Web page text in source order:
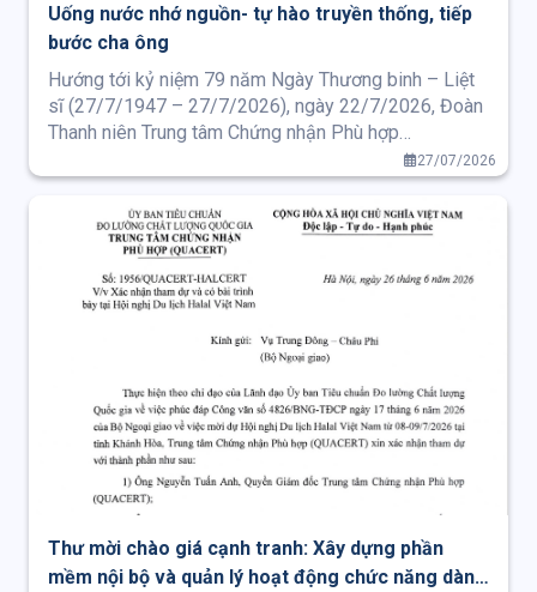
Uống nước nhớ nguồn- tự hào truyền thống, tiếp
bước cha ông
Hướng tới kỷ niệm 79 năm Ngày Thương binh – Liệt
sĩ (27/7/1947 – 27/7/2026), ngày 22/7/2026, Đoàn
Thanh niên Trung tâm Chứng nhận Phù hợp
(QUACERT) đã đồng hành cùng Đoàn Thanh niên Ủy
ban Tiêu chuẩn Đo lường Chất lượng Quốc gia tham
dự Lễ dâng hương, dâng hoa tưởng niệm các Anh
hùng Liệt sĩ tại Đài tưởng niệm Bắc Sơn (Ba Đình, Hà
27/07/2026
Thư mời chào giá cạnh tranh: Xây dựng phần
mềm nội bộ và quản lý hoạt động chức năng dành